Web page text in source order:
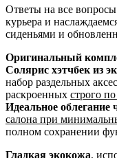
Ответы на все
курьера и
сиденьями и
Оригинальный
Солярис хэтчбек из
набор раздельных
раскроенных строго
Идеальное облегание
салона при
полном сохранении
Гладкая экокожа,